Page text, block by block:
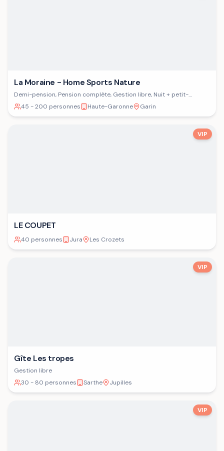
La Moraine - Home Sports Nature
Demi-pension, Pension complète, Gestion libre, Nuit + petit-
déjeuner
45 - 200 personnes Haute-Garonne Garin
VIP
LE COUPET
40 personnes Jura Les Crozets
VIP
Gîte Les tropes
Gestion libre
30 - 80 personnes
Sarthe Jupilles
VIP